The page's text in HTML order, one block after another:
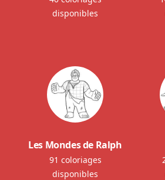
disponibles
Les Mondes de Ralph
91 coloriages
disponibles